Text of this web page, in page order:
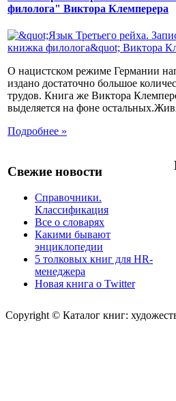
филолога" Виктора Клемперера
О нацистском режиме Германии
издано достаточно большое
трудов. Книга же Виктора
выделяется на фоне
Подробнее »
Свежие новости
Справочники.
Классификация
Все о словарях
Какими бывают
энциклопедии
5 толковых книг для HR-
менеджера
Новая книга о Twitter
Copyright © Каталог книг: